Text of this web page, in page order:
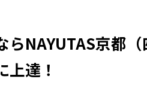
らNAYUTAS京都
上達！